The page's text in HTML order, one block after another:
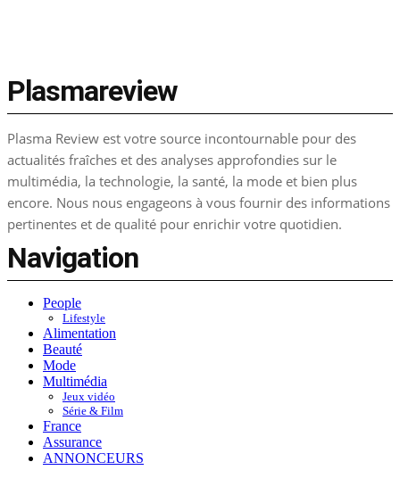
Plasmareview
Plasma Review est votre source incontournable pour des
actualités fraîches et des analyses approfondies sur le
multimédia, la technologie, la santé, la mode et bien plus
encore. Nous nous engageons à vous fournir des informations
pertinentes et de qualité pour enrichir votre quotidien.
Navigation
People
Lifestyle
Alimentation
Beauté
Mode
Multimédia
Jeux vidéo
Série & Film
France
Assurance
ANNONCEURS